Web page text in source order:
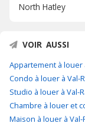
North Hatley
VOIR AUSSI
Appartement à louer
Condo à louer à Val-
Studio à louer à Val-
Chambre à louer et
Maison à louer à Val-